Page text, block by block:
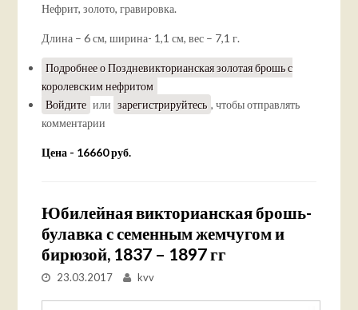
Нефрит, золото, гравировка.
Длина – 6 см, ширина- 1,1 см, вес – 7,1 г.
Подробнеео Поздневикторианская золотая брошь с
королевским нефритом
Войдите или зарегистрируйтесь , чтобы отправлять
комментарии
Цена - 16660 руб.
Юбилейная викторианская брошь-
булавка с семенным жемчугом и
бирюзой, 1837 – 1897 гг
23.03.2017 kvv